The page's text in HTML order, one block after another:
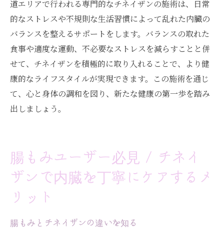
表参道のチネイザンで得られる美容と健康
美容ケアにおける内臓へのアプローチ法
理想の健康美を目指すための施術
道エリアで行われる専門的なチネイザンの施術は、日常
的なストレスや不規則な生活習慣によって乱れた内臓の
バランスを整えるサポートをします。バランスの取れた
食事や適度な運動、不必要なストレスを減らすことと併
せて、チネイザンを積極的に取り入れることで、より健
康的なライフスタイルが実現できます。この施術を通じ
て、心と身体の調和を図り、新たな健康の第一歩を踏み
出しましょう。
腸もみユーザー必見 / チネイ
ザンで内臓を丁寧にケアするメ
リット
腸もみとチネイザンの違いを知る